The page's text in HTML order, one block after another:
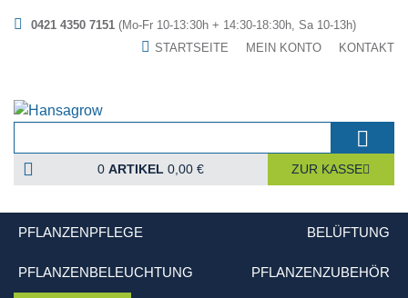
0421 4350 7151 (Mo-Fr 10-13:30h + 14:30-18:30h, Sa 10-13h)
STARTSEITE
MEIN KONTO KONTAKT
0 ARTIKEL 0,00 € ZUR KASSE
PFLANZENPFLEGE BELÜFTUNG
PFLANZENBELEUCHTUNG PFLANZENZUBEHÖR